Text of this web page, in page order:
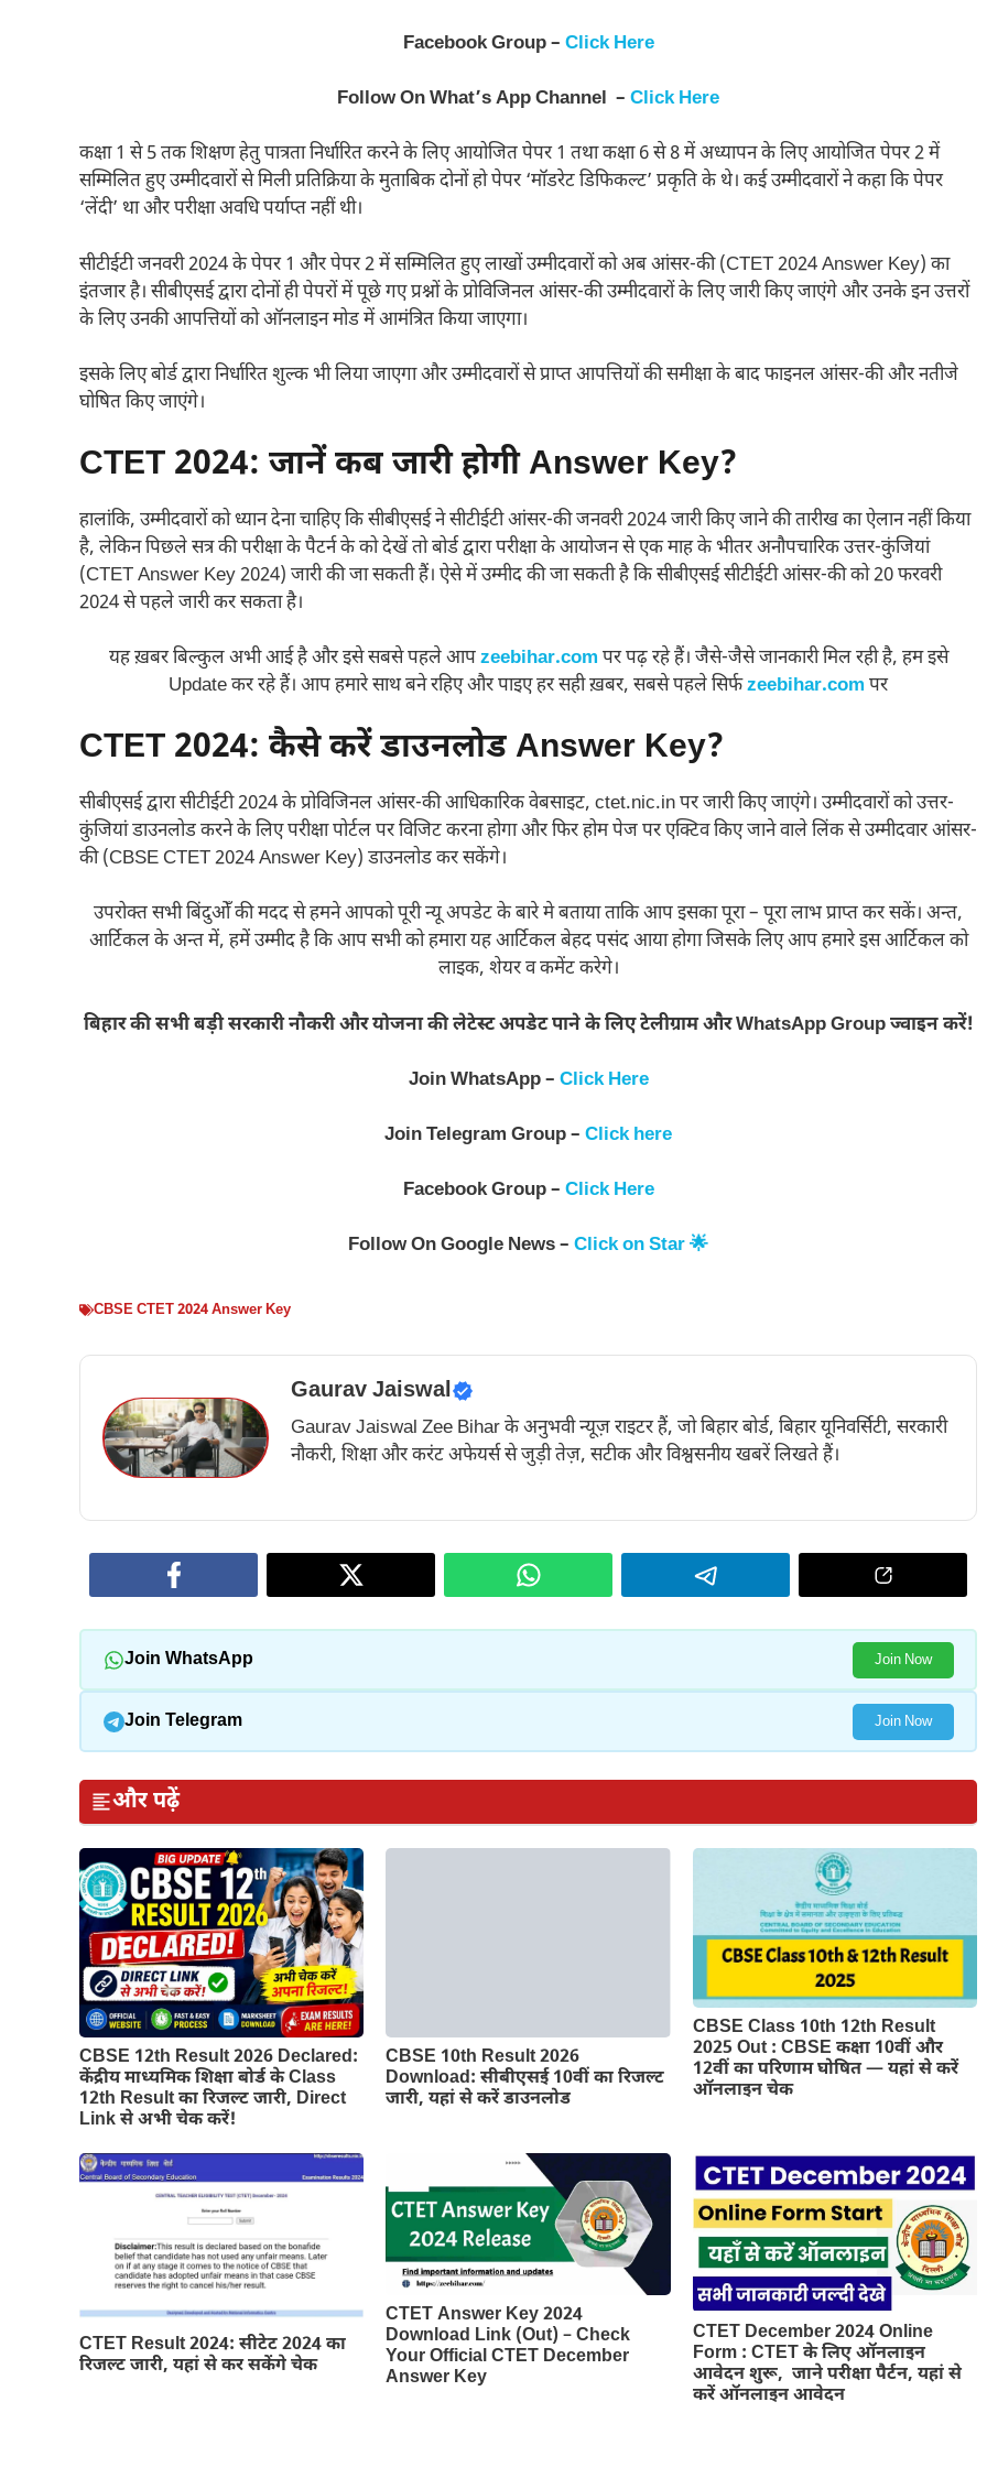
Facebook Group – Click Here
Follow On What’s App Channel – Click Here
कक्षा 1 से 5 तक शिक्षण हेतु पात्रता निर्धारित करने के लिए आयोजित पेपर 1 तथा कक्षा 6 से 8 में अध्यापन के लिए आयोजित पेपर 2 में
सम्मिलित हुए उम्मीदवारों से मिली प्रतिक्रिया के मुताबिक दोनों हो पेपर ‘मॉडरेट डिफिकल्ट’ प्रकृति के थे। कई उम्मीदवारों ने कहा कि पेपर
‘लेंदी’ था और परीक्षा अवधि पर्याप्त नहीं थी।
सीटीईटी जनवरी 2024 के पेपर 1 और पेपर 2 में सम्मिलित हुए लाखों उम्मीदवारों को अब आंसर-की (CTET 2024 Answer Key) का
इंतजार है। सीबीएसई द्वारा दोनों ही पेपरों में पूछे गए प्रश्नों के प्रोविजिनल आंसर-की उम्मीदवारों के लिए जारी किए जाएंगे और उनके इन उत्तरों
के लिए उनकी आपत्तियों को ऑनलाइन मोड में आमंत्रित किया जाएगा।
इसके लिए बोर्ड द्वारा निर्धारित शुल्क भी लिया जाएगा और उम्मीदवारों से प्राप्त आपत्तियों की समीक्षा के बाद फाइनल आंसर-की और नतीजे
घोषित किए जाएंगे।
CTET 2024: जानें कब जारी होगी Answer Key?
हालांकि, उम्मीदवारों को ध्यान देना चाहिए कि सीबीएसई ने सीटीईटी आंसर-की जनवरी 2024 जारी किए जाने की तारीख का ऐलान नहीं किया
है, लेकिन पिछले सत्र की परीक्षा के पैटर्न के को देखें तो बोर्ड द्वारा परीक्षा के आयोजन से एक माह के भीतर अनौपचारिक उत्तर-कुंजियां
(CTET Answer Key 2024) जारी की जा सकती हैं। ऐसे में उम्मीद की जा सकती है कि सीबीएसई सीटीईटी आंसर-की को 20 फरवरी
2024 से पहले जारी कर सकता है।
यह ख़बर बिल्कुल अभी आई है और इसे सबसे पहले आपzeebihar.com पर पढ़ रहे हैं। जैसे-जैसे जानकारी मिल रही है, हम इसे
Update कर रहे हैं। आप हमारे साथ बने रहिए और पाइए हर सही ख़बर, सबसे पहले सिर्फzeebihar.com पर
CTET 2024: कैसे करें डाउनलोड Answer Key?
सीबीएसई द्वारा सीटीईटी 2024 के प्रोविजिनल आंसर-की आधिकारिक वेबसाइट, ctet.nic.in पर जारी किए जाएंगे। उम्मीदवारों को उत्तर-
कुंजियां डाउनलोड करने के लिए परीक्षा पोर्टल पर विजिट करना होगा और फिर होम पेज पर एक्टिव किए जाने वाले लिंक से उम्मीदवार आंसर-
की (CBSE CTET 2024 Answer Key) डाउनलोड कर सकेंगे।
उपरोक्त सभी बिंदुओँ की मदद से हमने आपको पूरी न्यू अपडेट के बारे मे बताया ताकि आप इसका पूरा – पूरा लाभ प्राप्त कर सकें। अन्त,
आर्टिकल के अन्त में, हमें उम्मीद है कि आप सभी को हमारा यह आर्टिकल बेहद पसंद आया होगा जिसके लिए आप हमारे इस आर्टिकल को
लाइक, शेयर व कमेंट करेगे।
बिहार की सभी बड़ी सरकारी नौकरी और योजना की लेटेस्ट अपडेट पाने के लिए टेलीग्राम और WhatsApp Group ज्वाइन करें!
Join WhatsApp – Click Here
Join Telegram Group – Click here
Facebook Group – Click Here
Follow On Google News – Click on Star 🌟
CBSE CTET 2024 Answer Key
Gaurav Jaiswal
Gaurav Jaiswal Zee Bihar के अनुभवी न्यूज़ राइटर हैं, जो बिहार बोर्ड, बिहार यूनिवर्सिटी, सरकारी
नौकरी, शिक्षा और करंट अफेयर्स से जुड़ी तेज़, सटीक और विश्वसनीय खबरें लिखते हैं।
Join WhatsApp Join Now
Join Telegram Join Now
और पढ़ें
CBSE 12th Result 2026 Declared:
केंद्रीय माध्यमिक शिक्षा बोर्ड के Class
12th Result का रिजल्ट जारी, Direct
Link से अभी चेक करें!
CBSE 10th Result 2026
Download: सीबीएसई 10वीं का रिजल्ट
जारी, यहां से करें डाउनलोड
CBSE Class 10th 12th Result
2025 Out : CBSE कक्षा 10वीं और
12वीं का परिणाम घोषित — यहां से करें
ऑनलाइन चेक
CTET Result 2024: सीटेट 2024 का
रिजल्ट जारी, यहां से कर सकेंगे चेक
CTET Answer Key 2024
Download Link (Out) – Check
Your Official CTET December
Answer Key
CTET December 2024 Online
Form : CTET के लिए ऑनलाइन
आवेदन शुरू, जाने परीक्षा पैर्टन, यहां से
करें ऑनलाइन आवेदन